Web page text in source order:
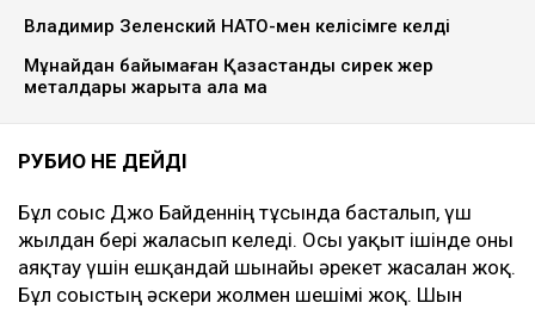
Владимир Зеленский НАТО-мен келісімге келді
Мұнайдан байымаған Қазақстанды сирек жер
металдары жарыта ала ма
РУБИО НЕ ДЕЙДІ
Бұл соғыс Джо Байденнің тұсында басталып, үш
жылдан бері жалғасып келеді. Осы уақыт ішінде оны
аяқтау үшін ешқандай шынайы әрекет жасалған жоқ.
Бұл соғыстың әскери жолмен шешімі жоқ. Шын